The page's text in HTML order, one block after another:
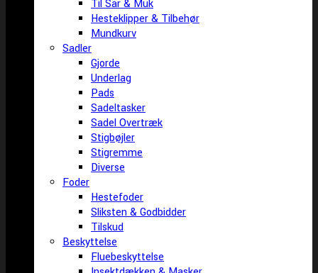
Til Sår & Muk
Hesteklipper & Tilbehør
Mundkurv
Sadler
Gjorde
Underlag
Pads
Sadeltasker
Sadel Overtræk
Stigbøjler
Stigremme
Diverse
Foder
Hestefoder
Sliksten & Godbidder
Tilskud
Beskyttelse
Fluebeskyttelse